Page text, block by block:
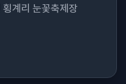
계리 눈꽃축제장